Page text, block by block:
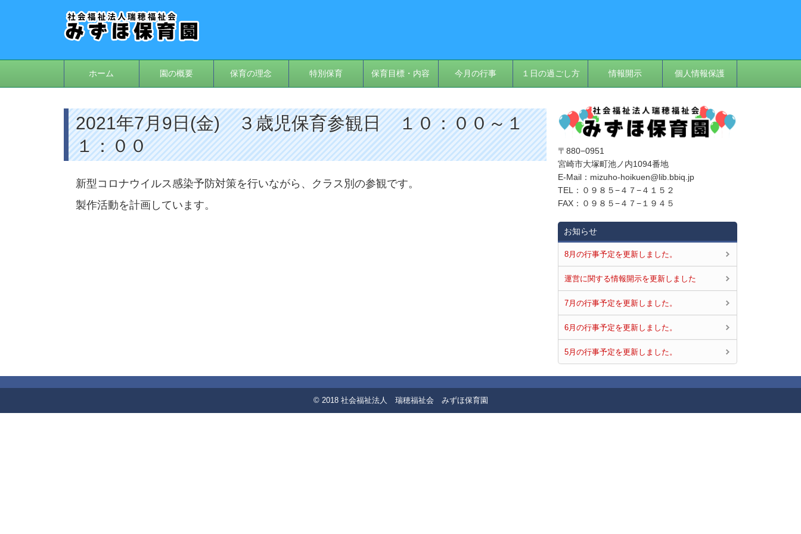
ホーム 園の概要 保育の理念 特別保育 保育目標・内容 今月の行事 １日の過ごし方 情報開示 個人情報保護
2021年7月9日(金) ３歳児保育参観日 １０：００～１
１：００
新型コロナウイルス感染予防対策を行いながら、クラス別の参観です。
製作活動を計画しています。
〒880−0951
宮崎市大塚町池ノ内1094番地
E‐Mail：mizuho-hoikuen@lib.bbiq.jp
TEL：０９８５−４７−４１５２
FAX：０９８５−４７−１９４５
お知らせ
8月の行事予定を更新しました。
運営に関する情報開示を更新しました
7月の行事予定を更新しました。
6月の行事予定を更新しました。
5月の行事予定を更新しました。
© 2018 社会福祉法人 瑞穂福祉会 みずほ保育園